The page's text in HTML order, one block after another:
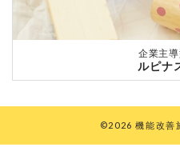
企業主
ルピナ
©2026 機能改善